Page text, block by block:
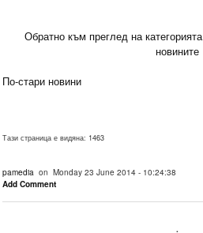
Обратно към преглед на категорията
новините
По-стари новини
Тази страница е видяна: 1463
pamedia on Monday 23 June 2014 - 10:24:38
Add Comment
.